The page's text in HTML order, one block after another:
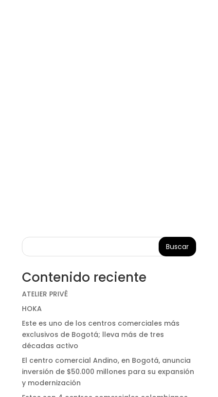
Buscar
Contenido reciente
ATELIER PRIVÊ
HOKA
Este es uno de los centros comerciales más
exclusivos de Bogotá; lleva más de tres
décadas activo
El centro comercial Andino, en Bogotá, anuncia
inversión de $50.000 millones para su expansión
y modernización